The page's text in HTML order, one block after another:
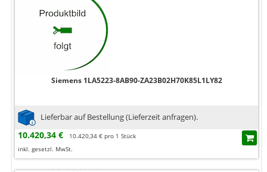
Siemens 1LA5223-8AB90-ZA23B02H70K85L1LY82
Lieferbar auf Bestellung (Lieferzeit anfragen).
10.420,34 €
10.420,34 € pro 1 Stück
inkl. gesetzl. MwSt.